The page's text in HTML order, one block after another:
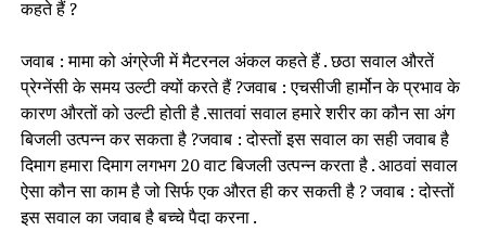
कहते हैं ?
जवाब : मामा को अंग्रेजी में मैटरनल अंकल कहते हैं . छठा सवाल औरतें
प्रेग्नेंसी के समय उल्टी क्यों करते हैं ?जवाब : एचसीजी हार्मोन के प्रभाव के
कारण औरतों को उल्टी होती है .सातवां सवाल हमारे शरीर का कौन सा अंग
बिजली उत्पन्न कर सकता है ?जवाब : दोस्तों इस सवाल का सही जवाब है
दिमाग हमारा दिमाग लगभग 20 वाट बिजली उत्पन्न करता है . आठवां सवाल
ऐसा कौन सा काम है जो सिर्फ एक औरत ही कर सकती है ? जवाब : दोस्तों
इस सवाल का जवाब है बच्चे पैदा करना .